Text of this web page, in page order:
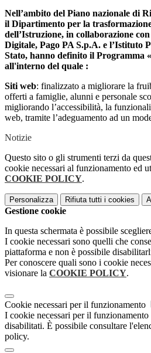
Nell’ambito del Piano nazionale di
il Dipartimento per la
dell’Istruzione, in collaborazione
Digitale, Pago PA S.p.A. e l’Istituto
Stato, hanno definito il Programma «
all'interno del quale :
Siti web: finalizzato a migliorare la
offerti a famiglie, alunni e personale
migliorando l’accessibilità, la
web, tramite l’adeguamento ad un
Notizie
Questo sito o gli strumenti terzi da
cookie necessari al funzionamento ed
COOKIE POLICY.
Personalizza Rifiuta tutti i cookies
Gestione cookie
In questa schermata è possibile
I cookie necessari sono quelli che
piattaforma e non è possibile
Per conoscere quali sono i cookie
visionare la COOKIE POLICY.
Cookie necessari per il funzionamento
I cookie necessari per il funzionamento
disabilitati. È possibile consultare
policy.